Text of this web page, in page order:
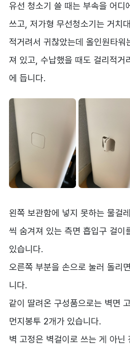
유선 청소기 쓸 때는 부속을 어디
쓰고, 저가형 무선청소기는 거치
적거려서 귀찮았는데 올인원타워
져 있고, 수납했을 때도 걸리적거
에 듭니다.
왼쪽 보관함에 넣지 못하는 물걸
씩 숨겨져 있는 측면 흡입구 걸이
있습니다.
오른쪽 부분을 손으로 눌러 돌리
니다.
같이 딸려온 구성품으로는 벽면
먼지봉투 2개가 있습니다.
벽 고정은 벽걸이로 쓰는 게 아닌